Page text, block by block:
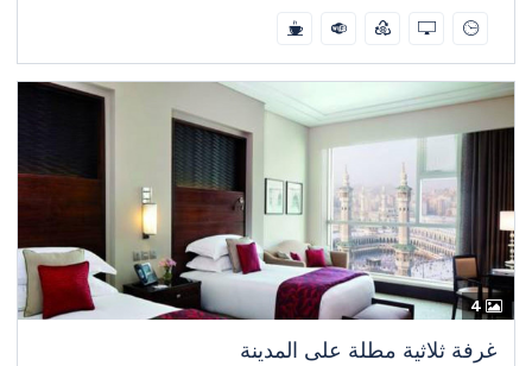
4
غرفة ثلاثية مطلة على المدينة